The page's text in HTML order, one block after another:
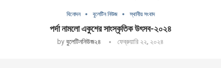
বিনোদন বুলেটিন নিউজ স্থানীয় সংবাদ
পর্দা নামলো একুশের সাংস্কৃতিক উৎসব-২০২৪
byবুলেটিননিউজ২৪ ফেব্রুয়ারি ২২, ২০২৪